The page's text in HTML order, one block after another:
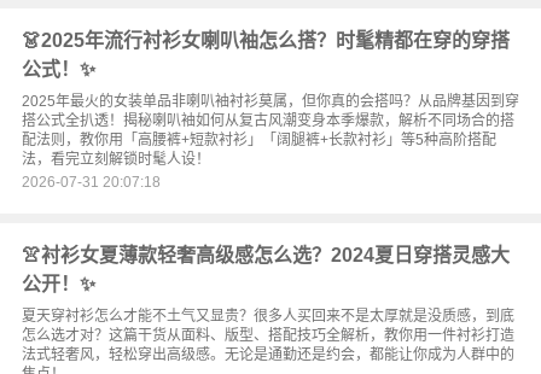
👗2025年流行衬衫女喇叭袖怎么搭？时髦精都在穿的穿搭
公式！✨
2025年最火的女装单品非喇叭袖衬衫莫属，但你真的会搭吗？从品牌基因到穿
搭公式全扒透！揭秘喇叭袖如何从复古风潮变身本季爆款，解析不同场合的搭
配法则，教你用「高腰裤+短款衬衫」「阔腿裤+长款衬衫」等5种高阶搭配
法，看完立刻解锁时髦人设！
2026-07-31 20:07:18
👚衬衫女夏薄款轻奢高级感怎么选？2024夏日穿搭灵感大
公开！✨
夏天穿衬衫怎么才能不土气又显贵？很多人买回来不是太厚就是没质感，到底
怎么选才对？这篇干货从面料、版型、搭配技巧全解析，教你用一件衬衫打造
法式轻奢风，轻松穿出高级感。无论是通勤还是约会，都能让你成为人群中的